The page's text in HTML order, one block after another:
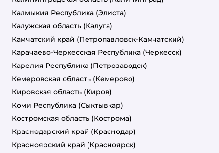
Калмыкия Республика (Элиста)
Калужская область (Калуга)
Камчатский край (Петропавловск-Камчатский)
Карачаево-Черкесская Республика (Черкесск)
Карелия Республика (Петрозаводск)
Кемеровская область (Кемерово)
Кировская область (Киров)
Коми Республика (Сыктывкар)
Костромская область (Кострома)
Краснодарский край (Краснодар)
Красноярский край (Красноярск)